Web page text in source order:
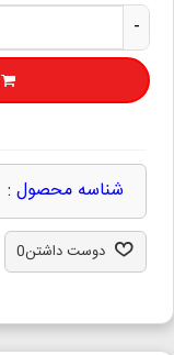
-
شناسه محصول :
دوست داشتن0